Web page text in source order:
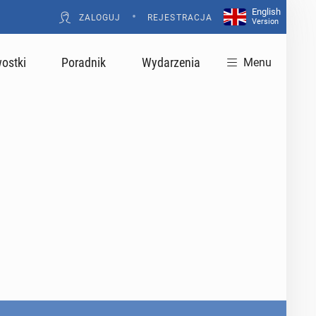
ZALOGUJ • REJESTRACJA
English
Version
Poradnik Wydarzenia Menu